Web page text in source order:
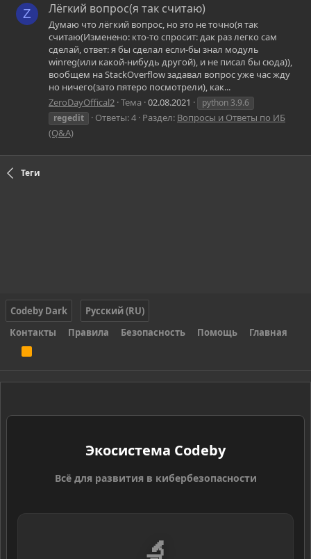
Z Лёгкий вопрос(я так считаю)
Думаю что лёгкий вопрос, но это не точно(я так
считаю(Изменено: кто-то спросит: дак раз легко сам
сделай, ответ: я бы сделал если-бы знал модуль
winreg(или какой-нибудь другой), и не писал бы сюда)),
вообщем на StackOverflow задавал вопрос уже час жду
но ничего(зато пятеро посмотрели), как...
ZeroDayOffical2 Тема 02.08.2021
python 3.9.6
regedit
Ответы: 4 Раздел: Вопросы и Ответы по ИБ
(Q&A)
Теги
Codeby Dark
Русский (RU)
Контакты
Правила Безопасность Помощь Главная
S
Экосистема Codeby
Всё для развития в кибербезопасности